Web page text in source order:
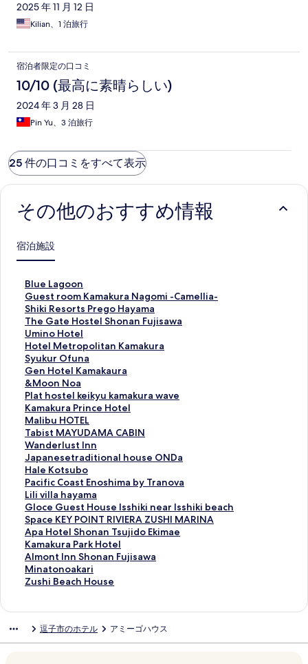
2025 年 11 月 12 日
Kilian、1 泊旅行
宿泊者限定の口コミ
10/10 (最高に素晴らしい)
2024 年 3 月 28 日
Pin Yu、3 泊旅行
25 件の口コミをすべて表示
その他のおすすめ情報
宿泊施設
Blue Lagoon
B
l
u
e
L
a
g
o
o
n
の
ペ
ー
ジ
を
開
く
リ
ン
ク
Guest room Kamakura Nagomi -Camellia-
G
u
e
s
t
r
o
o
m
K
a
m
a
k
u
r
a
N
a
g
o
m
i
-
l
Shiki Resorts Prego Hayama
S
h
i
k
i
R
e
s
o
r
t
s
P
r
e
g
o
H
a
y
a
m
a
ジ
を
The Gate Hostel Shonan Fujisawa
T
h
e
G
a
t
e
H
o
s
t
e
l
S
h
o
n
a
n
F
u
j
a
Umino Hotel
U
m
i
n
o
H
o
t
e
l
の
ペ
ー
ジ
を
開
く
リ
ン
ク
Hotel Metropolitan Kamakura
H
o
t
e
l
M
e
t
r
o
p
o
l
i
t
a
n
K
a
m
a
Syukur Ofuna
S
y
u
k
u
r
O
f
u
n
a
の
ペ
ー
ジ
を
開
く
リ
Gen Hotel Kamakaura
G
e
n
H
o
t
e
l
K
a
m
a
k
a
u
r
a
の
を
開
&Moon Noa
&
M
o
o
n
N
o
a
の
ペ
ー
ジ
を
開
く
リ
ン
Plat hostel keikyu kamakura wave
P
l
a
t
h
o
s
t
e
l
k
e
i
k
y
u
k
Kamakura Prince Hotel
K
a
m
a
k
u
r
a
P
r
i
n
c
e
H
の
Malibu HOTEL
M
a
l
i
b
u
H
O
T
E
L
の
ペ
ー
く
リ
Tabist MAYUDAMA CABIN
T
a
b
i
s
t
M
A
Y
U
D
A
M
I
Wanderlust Inn
W
a
n
d
e
r
l
u
s
t
I
n
ー
ジ
Japanesetraditional house ONDa
J
a
p
a
n
e
s
e
t
r
a
o
Hale Kotsubo
H
a
l
e
K
o
t
s
u
b
ー
ジ
Pacific Coast Enoshima by Tranova
P
a
c
i
f
i
c
C
o
n
Lili villa hayama
L
i
l
i
v
i
l
l
a
Gloce Guest House Isshiki near Isshiki beach
G
l
o
c
e
G
u
o
Space KEY POINT RIVIERA ZUSHI MARINA
S
p
a
c
e
K
O
I
Apa Hotel Shonan Tsujido Ekimae
A
p
a
H
o
h
Kamakura Park Hotel
K
a
m
a
P
Almont Inn Shonan Fujisawa
A
l
m
n
Minatonoakari
M
i
n
Zushi Beach House
Z
B
逗子市のホテル アミーゴハウス